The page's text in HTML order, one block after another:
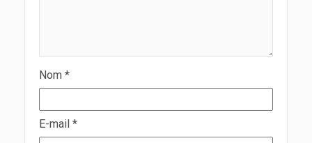
Nom *
E-mail *